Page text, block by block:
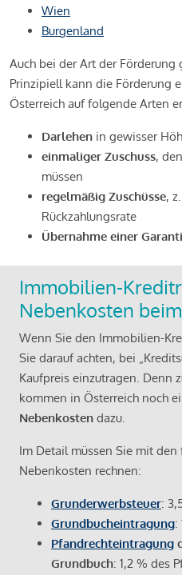
Wien
Burgenland
Auch bei der Art der Förderung
Prinzipiell kann die Förderung
Österreich auf folgende Arten
Darlehen in gewisser
einmaliger Zuschuss,
müssen
regelmäßig Zuschüsse,
Rückzahlungsrate
Übernahme einer
Immobilien-
Nebenkosten
Wenn Sie den Immobilien-
Sie darauf achten, bei
Kaufpreis einzutragen. Denn
kommen in Österreich noch
Nebenkosten dazu.
Im Detail müssen Sie mit
Nebenkosten rechnen:
Grunderwerbsteuer:
Grundbucheintragung:
Pfandrechteintragung
Grundbuch: 1,2 % des